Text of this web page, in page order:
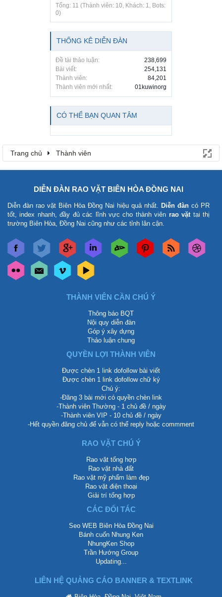
Tổng: 11 (Thành viên: 10, Khách: 1, Bots:
0)
THỐNG KÊ DIỄN ĐÀN
Đề tài thảo luận:
238,699
Bài viết:
254,131
Thành viên:
84,201
Thành viên mới nhất:
01kuwinorg
CÓ THỂ BẠN QUAN TÂM
Trang chủ Thành viên
DIỄN ĐÀN RAO VẶT BIÊN HÒA ĐỒNG NAI
Diễn đàn rao vặt Biên Hòa Đồng Nai hiệu quả nhất. Diễn đàn có PR
tốt, index nhanh, đầy đủ các lĩnh vực cho thành viên rao vặttại thị
trường Biên Hòa, Đồng Nai cũng như các tỉnh lân cận.
THÀNH VIÊN CẦN CHÚ Ý
Thông báo BQT
Nội quy diễn đàn
Góp ý xây dựng
Thảo luận chung
QUYỀN LỢI THÀNH VIÊN
Được chèn 1 link dofollow bài viết
Được chèn 1 link dofollow chữ ký
Chú ý:
-Đăng 3 bài mới có quyền chèn link
-Thành viên Thường - 1 chủ đề / ngày
-Thành viên VIP - 10 chủ đề / ngày
-Hết quyền đăng chủ để vẫn có thể reply hoặc commment
RAO VẶT CHÚ Ý
Rao vặt tổng hợp
Rao vặt nhà đất
Rao vặt mỹ phẩm làm đẹp
Rao vặt điện thoại
Giải trí tổng hợp
CÁC ĐỐI TÁC
Seo WEB Biên Hòa Đồng Nai
Bánh cuốn Nhung Ken
NhungKen Shop
Trần Hướng Group
Updating...
LIÊN HỆ QUẢNG CÁO BANNER & TEXTLINK